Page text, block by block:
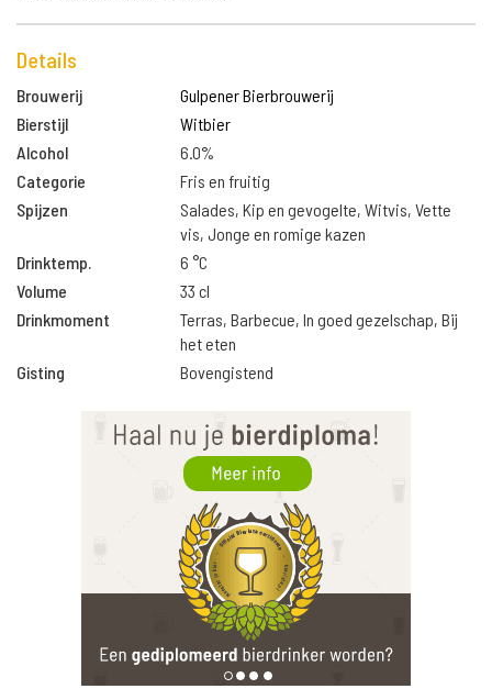
Details
Brouwerij
Gulpener Bierbrouwerij
Bierstijl
Witbier
Alcohol
6.0%
Categorie
Fris en fruitig
Spijzen
Salades, Kip en gevogelte, Witvis, Vette
vis, Jonge en romige kazen
Drinktemp.
6 °C
Volume
33 cl
Drinkmoment
Terras, Barbecue, In goed gezelschap, Bij
het eten
Gisting
Bovengistend